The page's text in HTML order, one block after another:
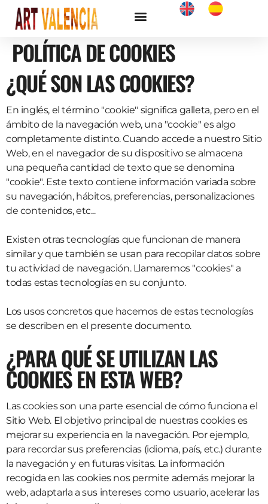
POLÍTICA DE COOKIES
¿QUÉ SON LAS COOKIES?
En inglés, el término "cookie" significa galleta, pero en el
ámbito de la navegación web, una "cookie" es algo
completamente distinto. Cuando accede a nuestro Sitio
Web, en el navegador de su dispositivo se almacena
una pequeña cantidad de texto que se denomina
"cookie". Este texto contiene información variada sobre
su navegación, hábitos, preferencias, personalizaciones
de contenidos, etc...
Existen otras tecnologías que funcionan de manera
similar y que también se usan para recopilar datos sobre
tu actividad de navegación. Llamaremos "cookies" a
todas estas tecnologías en su conjunto.
Los usos concretos que hacemos de estas tecnologías
se describen en el presente documento.
¿PARA QUÉ SE UTILIZAN LAS
COOKIES EN ESTA WEB?
Las cookies son una parte esencial de cómo funciona el
Sitio Web. El objetivo principal de nuestras cookies es
mejorar su experiencia en la navegación. Por ejemplo,
para recordar sus preferencias (idioma, país, etc.) durante
la navegación y en futuras visitas. La información
recogida en las cookies nos permite además mejorar la
web, adaptarla a sus intereses como usuario, acelerar las